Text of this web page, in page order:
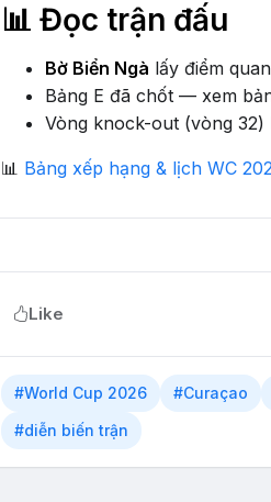
📊 Đọc trận đấu
Bờ Biển Ngà lấy điểm
Bảng E đã chốt — xem
Vòng knock-out (vòng
📊 Bảng xếp hạng & lịch WC
Like
#World Cup 2026 #Curaçao
#diễn biến trận